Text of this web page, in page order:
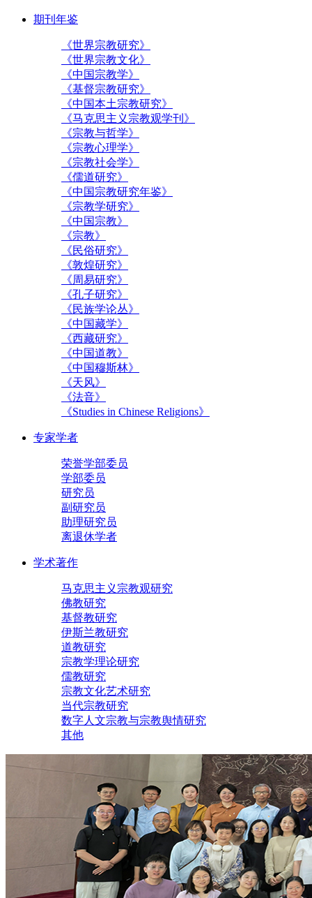
期刊年鉴
《世界宗教研究》
《世界宗教文化》
《中国宗教学》
《基督宗教研究》
《中国本土宗教研究》
《马克思主义宗教观学刊》
《宗教与哲学》
《宗教心理学》
《宗教社会学》
《儒道研究》
《中国宗教研究年鉴》
《宗教学研究》
《中国宗教》
《宗教》
《民俗研究》
《敦煌研究》
《周易研究》
《孔子研究》
《民族学论丛》
《中国藏学》
《西藏研究》
《中国道教》
《中国穆斯林》
《天风》
《法音》
《Studies in Chinese Religions》
专家学者
荣誉学部委员
学部委员
研究员
副研究员
助理研究员
离退休学者
学术著作
马克思主义宗教观研究
佛教研究
基督教研究
伊斯兰教研究
道教研究
宗教学理论研究
儒教研究
宗教文化艺术研究
当代宗教研究
数字人文宗教与宗教舆情研究
其他